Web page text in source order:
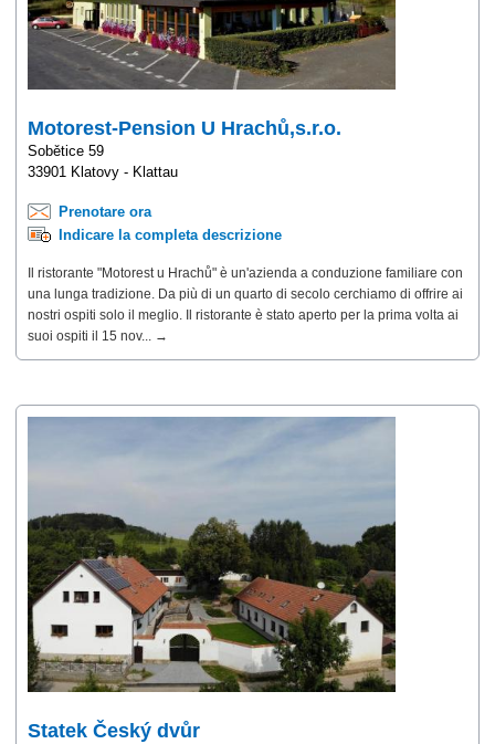
Motorest-Pension U Hrachů,s.r.o.
Sobětice 59
33901 Klatovy - Klattau
Prenotare ora
Indicare la completa descrizione
Il ristorante "Motorest u Hrachů" è un'azienda a conduzione familiare con
una lunga tradizione. Da più di un quarto di secolo cerchiamo di offrire ai
nostri ospiti solo il meglio. Il ristorante è stato aperto per la prima volta ai
suoi ospiti il 15 nov... →
Statek Český dvůr